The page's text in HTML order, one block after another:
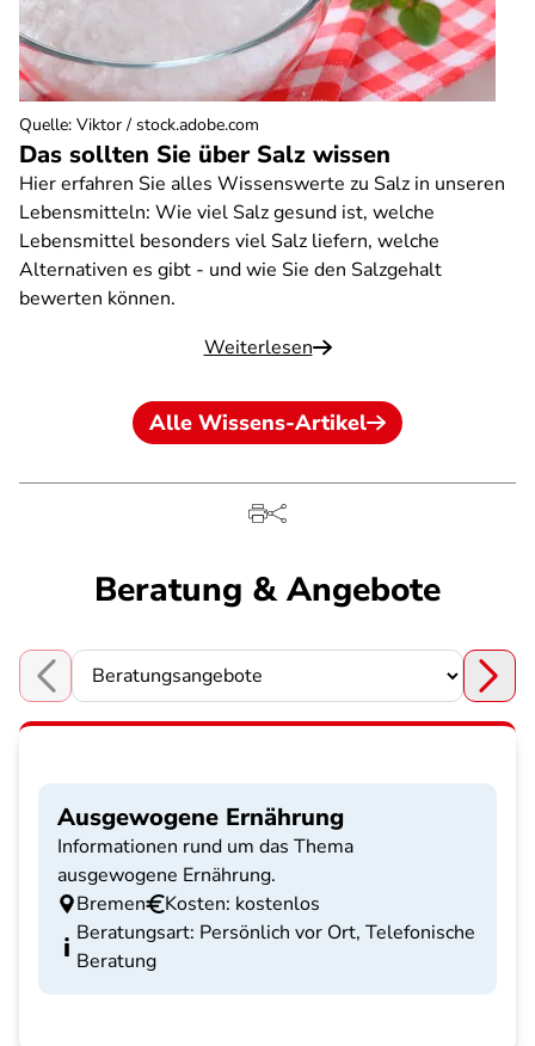
Das sollten Sie über Salz wissen
Hier erfahren Sie alles Wissenswerte zu Salz in unseren
Lebensmitteln: Wie viel Salz gesund ist, welche
Lebensmittel besonders viel Salz liefern, welche
Alternativen es gibt - und wie Sie den Salzgehalt
bewerten können.
Weiterlesen
Quelle: Viktor / stock.adobe.com
Alle Wissens-Artikel
Beratung & Angebote
Choose a section
Ausgewogene Ernährung
Informationen rund um das Thema
ausgewogene Ernährung.
Bremen
Kosten: kostenlos
Beratungsart: Persönlich vor Ort, Telefonische
Beratung